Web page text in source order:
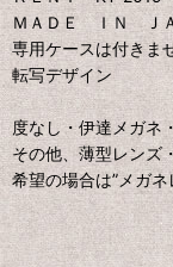
ＭＡＤＥ ＩＮ Ｊ
専用ケースは付きま
転写デザイン
度なし・伊達メガネ
その他、薄型レンズ
希望の場合は”メガネ